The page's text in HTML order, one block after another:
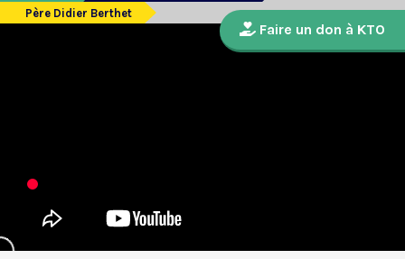
Père Didier Berthet
Faire un don à KTO